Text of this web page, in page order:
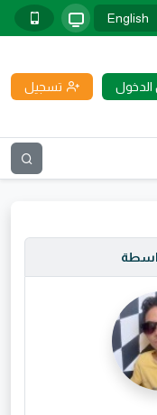
English
تسجيل